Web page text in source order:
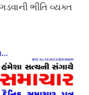
ભીતિ વ્યક્ત